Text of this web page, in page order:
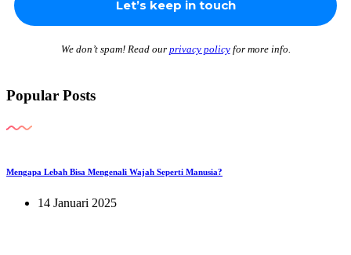
We don’t spam! Read our privacy policyfor more info.
Popular Posts
Mengapa Lebah Bisa Mengenali Wajah Seperti Manusia?
14 Januari 2025